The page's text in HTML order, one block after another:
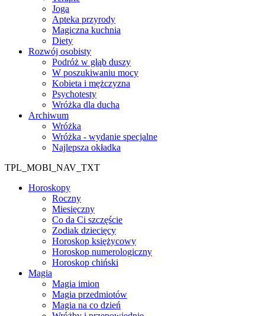
Joga
Apteka przyrody
Magiczna kuchnia
Diety
Rozwój osobisty
Podróż w głąb duszy
W poszukiwaniu mocy
Kobieta i mężczyzna
Psychotesty
Wróżka dla ducha
Archiwum
Wróżka
Wróżka - wydanie specjalne
Najlepsza okładka
TPL_MOBI_NAV_TXT
Horoskopy
Roczny
Miesięczny
Co da Ci szczęście
Zodiak dziecięcy
Horoskop księżycowy
Horoskop numerologiczny
Horoskop chiński
Magia
Magia imion
Magia przedmiotów
Magia na co dzień